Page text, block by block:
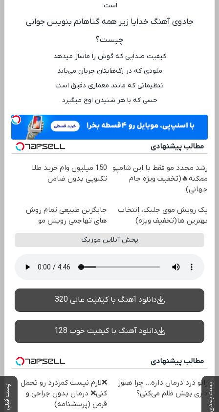
پست بعدی پست قبلی
است.
جادوی آهنگ خدایا زیر همه گناهانم بنویس جوانی
چیست؟
کیفیت صدایی که گوش را ماساژ میدهد
ملودی که در رگ‌هایتان جریان می‌یابد
تنظیماتی که مانند معماری دقیق است
حسی که با هر شنیدن اوج میگیرد
مطالب پیشنهادی
رشد مجدد مو فقط با این شامپو
ممکنه🔥(تخفیف ویژه جام
جهانی)
150 میلیون وام خرید طلا
تکنوپی بدون ضامن
پک رویش موی جلبک، انتخاب
بهترین ها(تخفیف ویژه)
جایگزین طبیعی تمام روش
های تهاجمی رویش مو
پخش آنلاین موزیک
دانلود آهنگ با کیفیت عالی 320
دانلود آهنگ با کیفیت خوب 128
مطالب پیشنهادی
زانو درد درمان داره… چرا هنوز
داری بهش ظلم می‌کنی؟
❌لازم نیست کمردرد رو تحمل
کنی❌ درمان بدون جراحی و
قرص (پرسشنامه)